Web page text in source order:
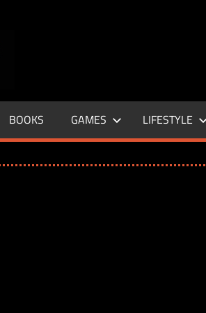
–
LIFE
BOOKS GAMES LIFESTYLE